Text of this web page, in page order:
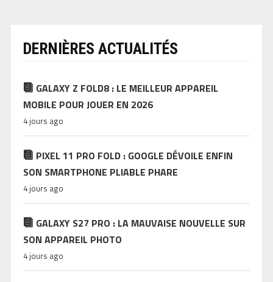
DERNIÈRES ACTUALITÉS
GALAXY Z FOLD8 : LE MEILLEUR APPAREIL
MOBILE POUR JOUER EN 2026
4 jours ago
PIXEL 11 PRO FOLD : GOOGLE DÉVOILE ENFIN
SON SMARTPHONE PLIABLE PHARE
4 jours ago
GALAXY S27 PRO : LA MAUVAISE NOUVELLE SUR
SON APPAREIL PHOTO
4 jours ago